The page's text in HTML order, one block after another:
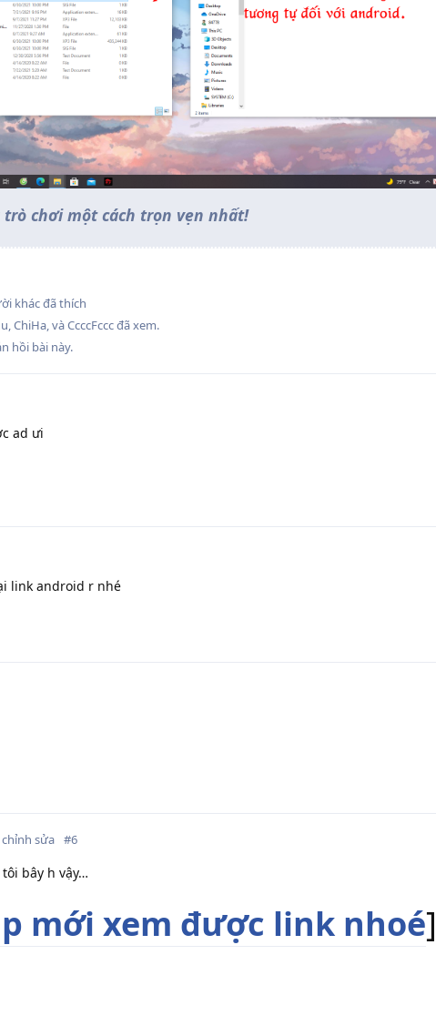
chơi một cách trọn vẹn nhất!
khácđã thích
,ChiHa, vàCcccFcccđã xem.
hồi bài này.
ad ưi
link android r nhé
sửa #6
bây h vậy…
mới xem được link nhoé]